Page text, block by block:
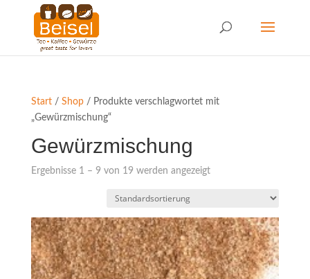
Start/ Shop/ Produkte verschlagwortet mit
„Gewürzmischung“
Gewürzmischung
Ergebnisse 1 – 9 von 19 werden angezeigt